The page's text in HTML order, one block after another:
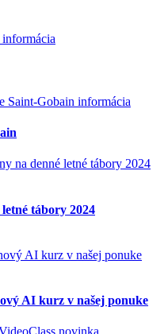
informácia
informácia
tábory 2024
AI kurz v našej ponuke